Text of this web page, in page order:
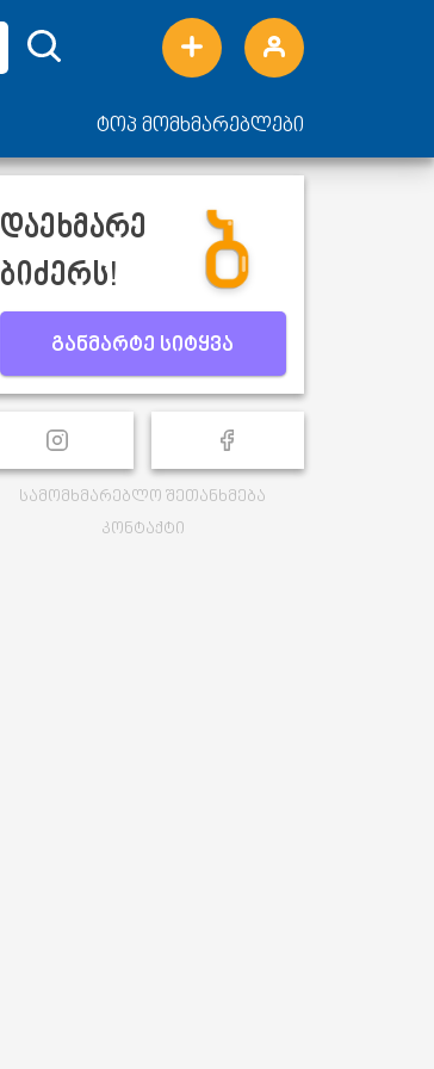
ტოპ მომხმარებლები
დაეხმარე
ბიძერს!
განმარტე სიტყვა
სამომხმარებლო შეთანხმება
კონტაქტი